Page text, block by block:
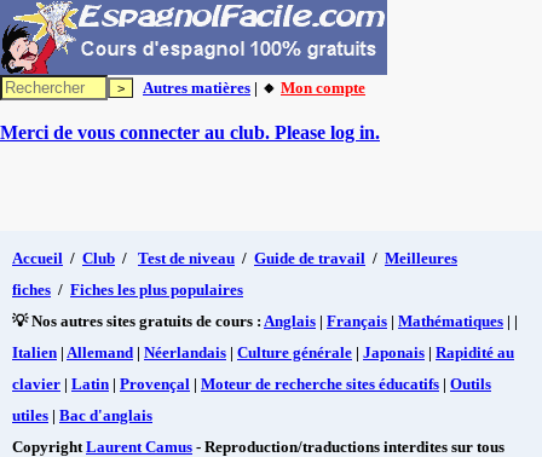
Autres matières | 🔸 Mon compte
Merci de vous connecter au club. Please log in.
Accueil / Club / Test de niveau / Guide de travail / Meilleures
fiches / Fiches les plus populaires
💡 Nos autres sites gratuits de cours : Anglais | Français | Mathématiques | |
Italien | Allemand | Néerlandais | Culture générale | Japonais | Rapidité au
clavier | Latin | Provençal | Moteur de recherche sites éducatifs | Outils
utiles | Bac d'anglais
CopyrightLaurent Camus - Reproduction/traductions interdites sur tous